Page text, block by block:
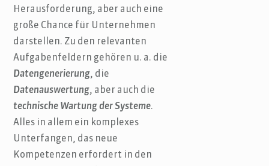
Herausforderung, aber auch eine
große Chance für Unternehmen
darstellen. Zu den relevanten
Aufgabenfeldern gehören u. a. die
Datengenerierung, die
Datenauswertung, aber auch die
technische Wartung der Systeme.
Alles in allem ein komplexes
Unterfangen, das neue
Kompetenzen erfordert in den